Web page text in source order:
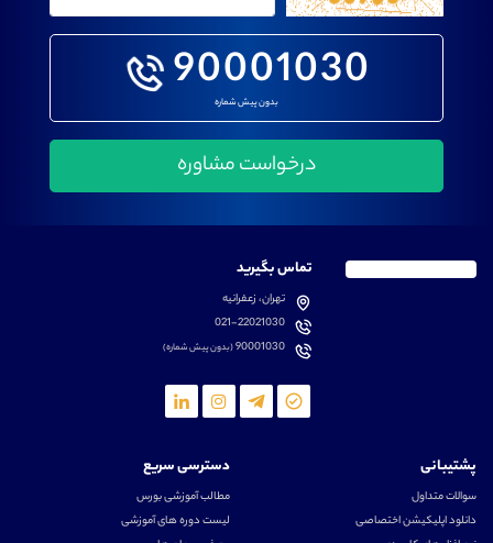
90001030
بدون پیش شماره
تماس بگیرید
تهران، زعفرانیه
021-22021030
90001030(بدون پیش شماره)
پشتیبانی
سوالات متداول
دانلود اپلیکیشن اختصاصی
دسترسی سریع
مطالب آموزشی بورس
لیست دوره های آموزشی